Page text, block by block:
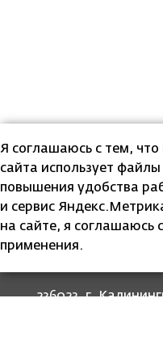
236023, г.
Я соглашаюсь с тем, что
сайта использует
повышения удобства
и сервис
на сайте, я соглашаюсь
применения.